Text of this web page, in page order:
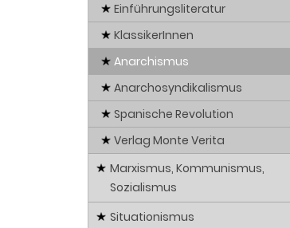
Einführungsliteratur
KlassikerInnen
Anarchismus
Anarchosyndikalismus
Spanische Revolution
Verlag Monte Verita
Marxismus, Kommunismus,
Sozialismus
Situationismus